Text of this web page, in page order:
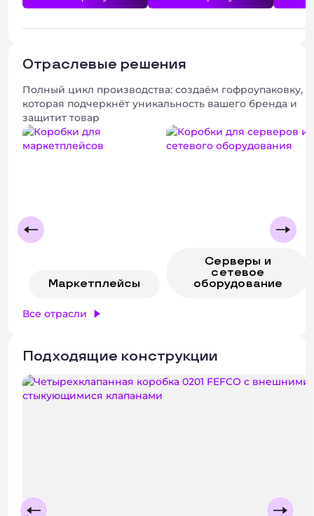
Отраслевые решения
Полный цикл производства: создаём гофроупаковку,
которая подчеркнёт уникальность вашего бренда и
защитит товар
Маркетплейсы
Серверы и
сетевое
оборудование
Все отрасли
Подходящие конструкции